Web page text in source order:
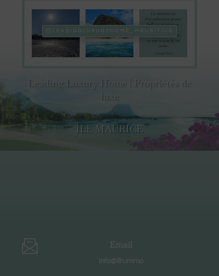
LEADINGLUXURYHOME_MAURITIUS
Leading Luxury Home | Propriétés de
luxe
ÎLE MAURICE
Email
info@llh.immo